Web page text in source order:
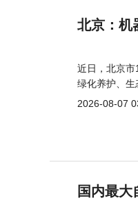
北京：机
近日，北京市
绿化养护、生
2026-08-07
国内最